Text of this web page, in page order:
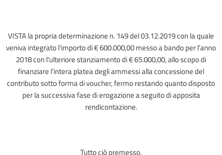
VISTA la propria determinazione n. 149 del 03.12.2019 con la quale
veniva integrato l'importo di € 600.000,00 messo a bando per l'anno
2018 con l'ulteriore stanziamento di € 65.000,00, allo scopo di
finanziare l'intera platea degli ammessi alla concessione del
contributo sotto forma di voucher, fermo restando quanto disposto
per la successiva fase di erogazione a seguito di apposita
rendicontazione.
Tutto ciò premesso,